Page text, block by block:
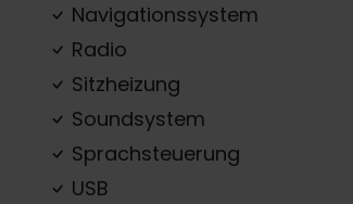
Navigationssystem
Radio
Sitzheizung
Soundsystem
Sprachsteuerung
USB